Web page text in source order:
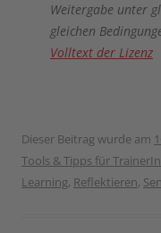
Weitergabe unter
gleichen
Volltext der Lizenz
Dieser Beitrag wurde am
Tools & Tipps für
Learning, Reflektieren,